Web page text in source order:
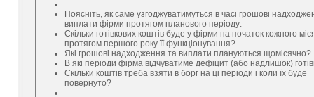
Поясніть, як саме узгоджуватимуться в часі грошові
виплати фірми протягом планового періоду:
Скільки готівкових коштів буде у фірми на початок кожного
протягом першого року її функціонування?
Які грошові надходження та виплати плануються щомісячно?
В які періоди фірма відчуватиме дефіцит (або надлишок)
Скільки коштів треба взяти в борг на ці періоди і коли їх буде
повернуто?